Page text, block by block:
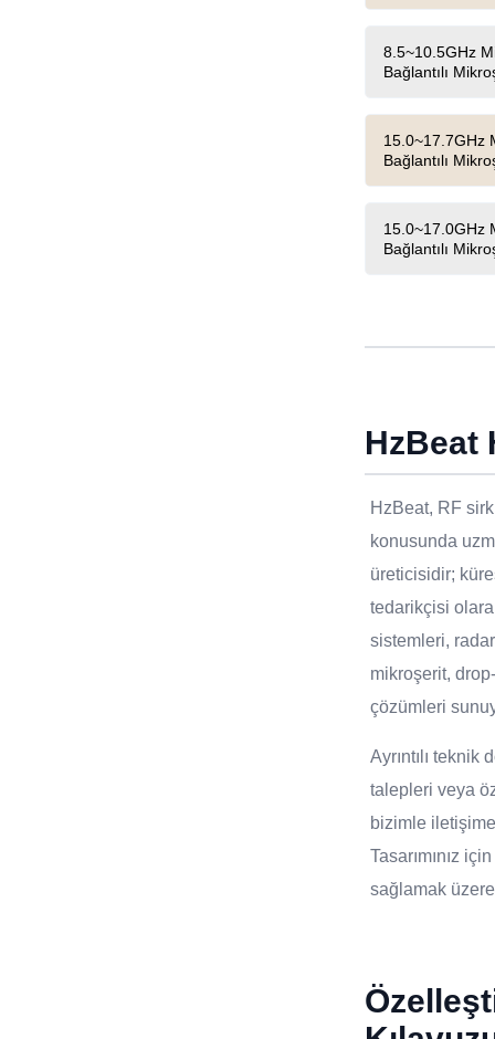
8.5~10.5GHz
Bağlantılı
15.0~17.7GHz
Bağlantılı
15.0~17.0GHz
Bağlantılı
HzBeat
HzBeat, RF
konusunda
üreticisidir;
tedarikçisi
sistemleri,
mikroşerit,
çözümleri
Ayrıntılı teknik
talepleri veya
bizimle
Tasarımınız
sağlamak